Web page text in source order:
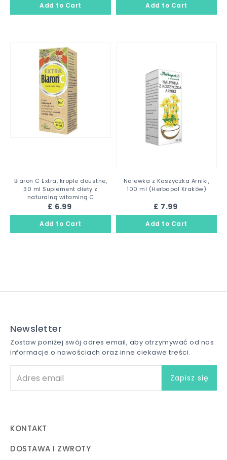
Biaron C Extra, krople doustne,
30 ml Suplement diety z
naturalną witaminą C
£ 6.99
Nalewka z Koszyczka Arniki,
100 ml (Herbapol Kraków)
£ 7.99
Newsletter
Zostaw poniżej swój adres email, aby otrzymywać od nas
informacje o nowościach oraz inne ciekawe treści.
KONTAKT
DOSTAWA I ZWROTY